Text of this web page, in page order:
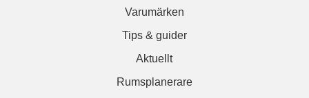
Varumärken
Tips & guider
Aktuellt
Rumsplanerare